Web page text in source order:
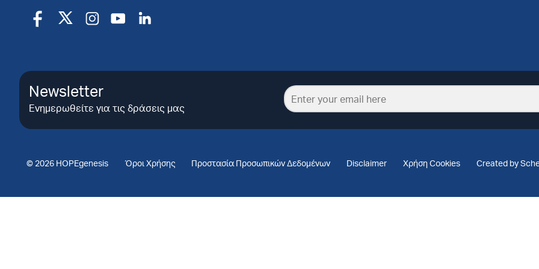
Newsletter
Ενημερωθείτε για τις δράσεις μας
© 2026 HOPEgenesis Όροι Χρήσης Προστασία Προσωπικών Δεδομένων Disclaimer Χρήση Cookies Created by